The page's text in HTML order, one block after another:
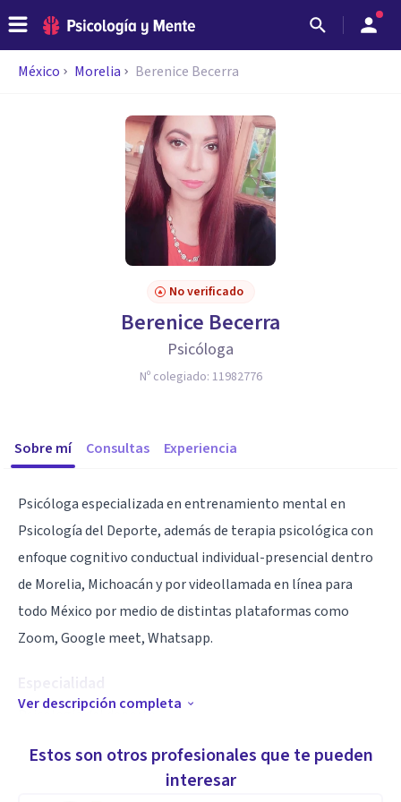
México Morelia Berenice Becerra
No verificado
Berenice Becerra
Psicóloga
Nº colegiado: 11982776
Sobre mí Consultas Experiencia
Psicóloga especializada en entrenamiento mental en
Psicología del Deporte, además de terapia psicológica con
enfoque cognitivo conductual individual-presencial dentro
de Morelia, Michoacán y por videollamada en línea para
todo México por medio de distintas plataformas como
Zoom, Google meet, Whatsapp.
Especialidad
Psicología del deporte
Aptitudes
Entrenamiento mental psico-deportivo, con enfoque
Ver descripción completa
Estos son otros profesionales que te pueden
interesar